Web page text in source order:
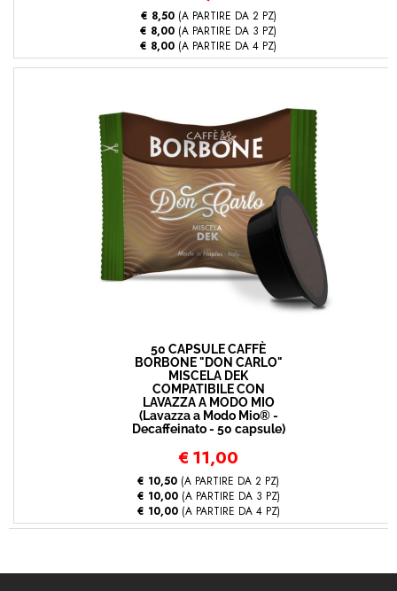
€ 8,50(A PARTIRE DA 2 PZ)
€ 8,00 (A PARTIRE DA 3 PZ)
€ 8,00 (A PARTIRE DA 4 PZ)
50 CAPSULE CAFFÈ
BORBONE "DON CARLO"
MISCELA DEK
COMPATIBILE CON
LAVAZZA A MODO MIO
(Lavazza a Modo Mio® -
Decaffeinato - 50 capsule)
€ 11,00
€ 10,50 (A PARTIRE DA 2 PZ)
€ 10,00(A PARTIRE DA 3 PZ)
€ 10,00(A PARTIRE DA 4 PZ)